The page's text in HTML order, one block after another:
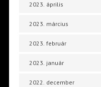
2023. április
2023. március
2023. február
2023. január
2022. december